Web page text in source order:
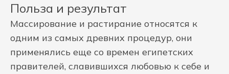
Польза и результат
Массирование и растирание относятся к
одним из самых древних процедур, они
применялись еще со времен египетских
правителей, славившихся любовью к себе и